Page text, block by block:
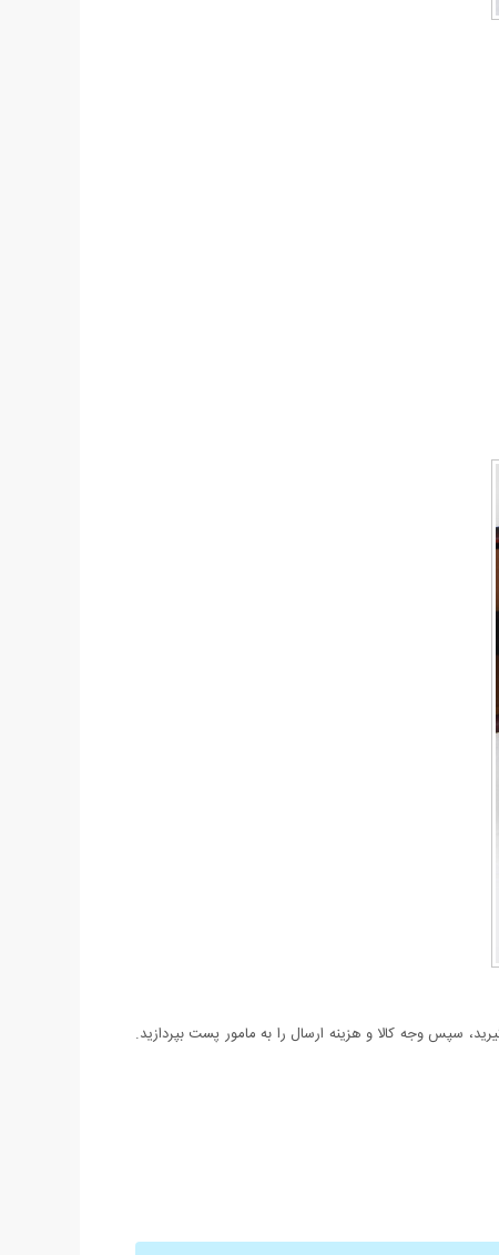
سپس وجه کالا و هزینه ارسال را به مامور پست بپردازید.